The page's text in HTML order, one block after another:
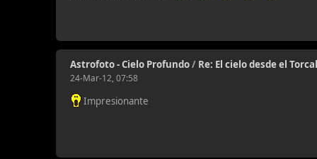
Astrofoto - Cielo Profundo/ Re: El cielo desde el
24-Mar-12, 07:58
Impresionante